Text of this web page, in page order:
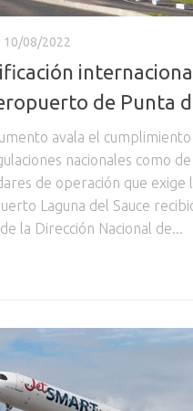
10/08/2022
de Punta
avala el
nacionales como
de operación que exige
Laguna del Sauce
la Dirección Nacional de...